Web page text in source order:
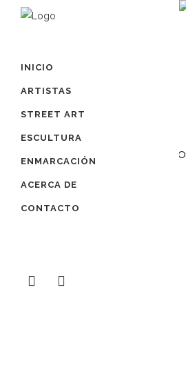
INICIO
ARTISTAS
STREET ART
ESCULTURA
ENMARCACIÓN
ACERCA DE
CONTACTO